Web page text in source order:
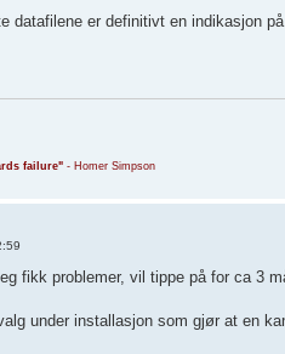
datafilene er definitivt en indikasjon
failure" - Homer Simpson
fikk problemer, vil tippe på for ca 3
under installasjon som gjør at en